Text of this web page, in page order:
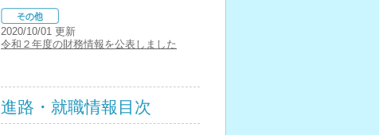
2020/10/01 更新
令和２年度の財務情報を公表しました
進路・就職情報目次